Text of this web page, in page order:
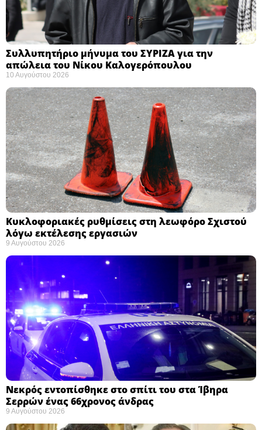
Συλλυπητήριο μήνυμα του ΣΥΡΙΖΑ για την
απώλεια του Νίκου Καλογερόπουλου ​
10 Αυγούστου 2026
Κυκλοφοριακές ρυθμίσεις στη λεωφόρο Σχιστού
λόγω εκτέλεσης εργασιών
9 Αυγούστου 2026
Νεκρός εντοπίσθηκε στο σπίτι του στα Ίβηρα
Σερρών ένας 66χρονος άνδρας
9 Αυγούστου 2026